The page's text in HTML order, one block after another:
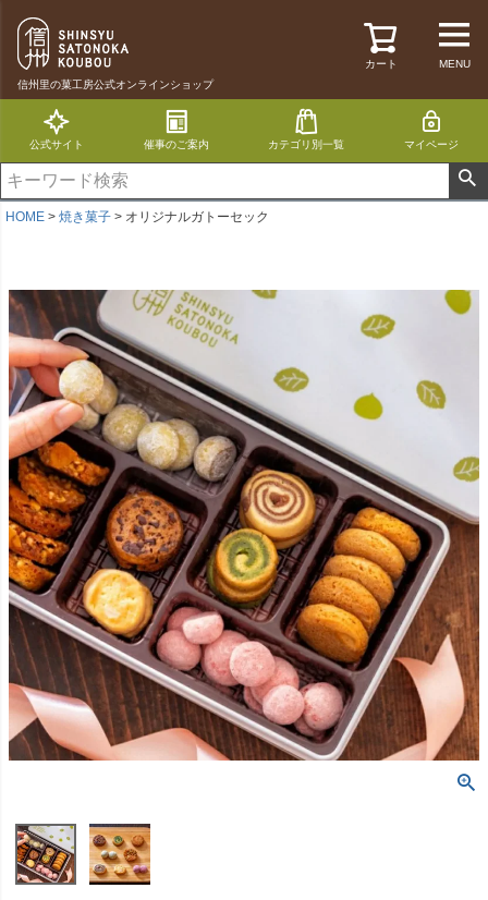
信州里の菓工房公式オンラインショップ
カート MENU
公式サイト 催事のご案内 カテゴリ別一覧 マイページ
HOME 焼き菓子 オリジナルガトーセック